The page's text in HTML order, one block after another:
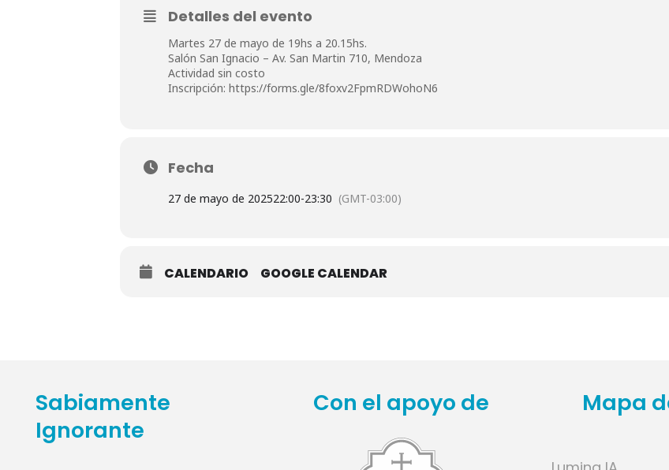
Detalles del evento
Martes 27 de mayo de 19hs a 20.15hs.
Salón San Ignacio – Av. San Martin 710, Mendoza
Actividad sin costo
Inscripción: https://forms.gle/8foxv2FpmRDWohoN6
Fecha
27 de mayo de 202522:00-23:30 (GMT-03:00)
CALENDARIO GOOGLE CALENDAR
Sabiamente
Ignorante
Con el apoyo de Mapa